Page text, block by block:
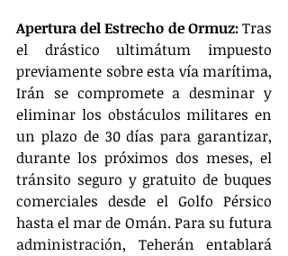
Apertura del Estrecho de Ormuz: Tras
el drástico ultimátum impuesto
previamente sobre esta vía marítima,
Irán se compromete a desminar y
eliminar los obstáculos militares en
un plazo de 30 días para garantizar,
durante los próximos dos meses, el
tránsito seguro y gratuito de buques
comerciales desde el Golfo Pérsico
hasta el mar de Omán. Para su futura
administración, Teherán entablará